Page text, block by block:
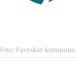
Foto: Favrskov kommune.